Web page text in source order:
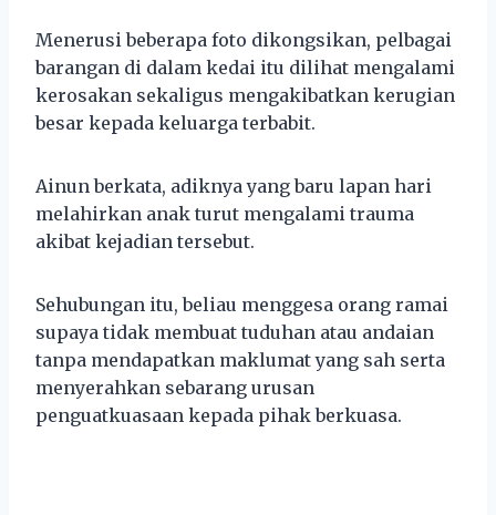
Menerusi beberapa foto dikongsikan, pelbagai
barangan di dalam kedai itu dilihat mengalami
kerosakan sekaligus mengakibatkan kerugian
besar kepada keluarga terbabit.
Ainun berkata, adiknya yang baru lapan hari
melahirkan anak turut mengalami trauma
akibat kejadian tersebut.
Sehubungan itu, beliau menggesa orang ramai
supaya tidak membuat tuduhan atau andaian
tanpa mendapatkan maklumat yang sah serta
menyerahkan sebarang urusan
penguatkuasaan kepada pihak berkuasa.